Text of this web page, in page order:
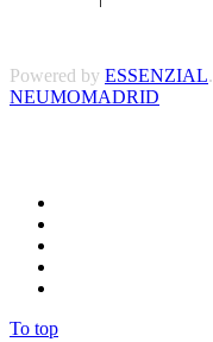
Powered by ESSENZIAL
NEUMOMADRID
To top